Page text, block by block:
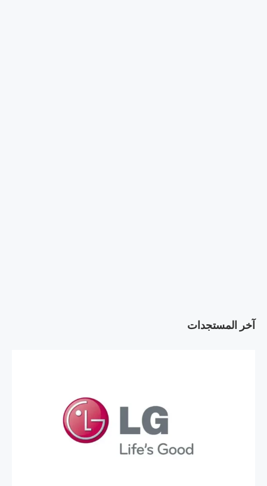
آخر المستجدات